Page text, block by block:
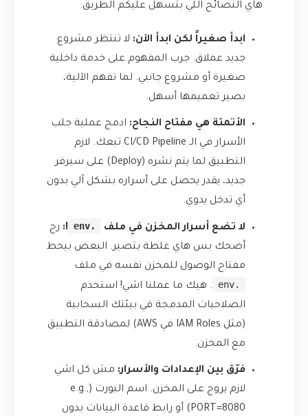
هاي النصائح اللي بتسهل عليكم الطريق:
ابدأ صغيراً لكن ابدأ الآن: لا تنتظر مشروع
جديد عملاق. جرب المفهوم على خدمة داخلية
صغيرة أو مشروع جانبي. لما تفهم الآلية،
بصير تعميمها أسهل.
الأتمتة هي مفتاح النجاح: ادمج عملية جلب
الأسرار في الـ CI/CD Pipeline تبعك. لازم
التطبيق لما يتم نشره (Deploy) على سيرفر
جديد، يقدر يحصل على أسراره بشكل آلي بدون
أي تدخل يدوي.
لا تضع أسرار المخزن في ملف .env
!: رح
أضحك بس هاي غلطة بتصير. البعض بيحط
مفتاح الوصول للمخزن نفسه في ملف
.env
. هيك ما عملنا اشي! استخدم
الصلاحيات المدمجة في بيئتك السحابية
(مثل IAM Roles في AWS) لمصادقة التطبيق
مع المخزن.
فرّق بين الإعدادات والأسرار: مش كل اشي
لازم يروح على المخزن. اسم البورت (e.g.,
PORT=8080) أو رابط قاعدة البيانات بدون